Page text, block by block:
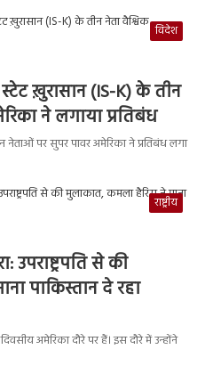
विदेश
ख़ुरासान (IS-K) के तीन
ने लगाया प्रतिबंध
पर सुपर पावर अमेरिका ने प्रतिबंध लगा
राष्ट्रीय
उपराष्ट्रपति से की
पाकिस्तान दे रहा
अमेरिका दौरे पर हैं। इस दौरे में उन्होंने